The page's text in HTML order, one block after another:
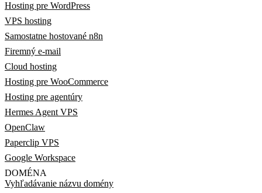
Hosting pre WordPress
VPS hosting
Samostatne hostované n8n
Firemný e-mail
Cloud hosting
Hosting pre WooCommerce
Hosting pre agentúry
Hermes Agent VPS
OpenClaw
Paperclip VPS
Google Workspace
DOMÉNA
Vyhľadávanie názvu domény